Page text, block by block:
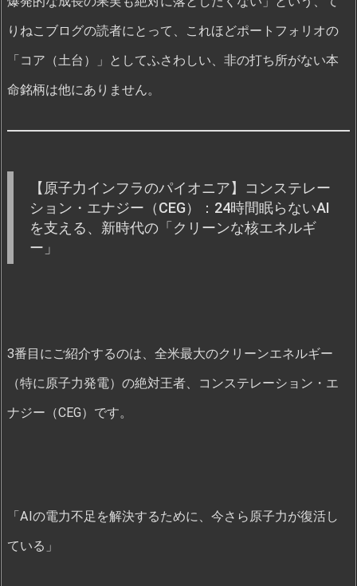
りねこブログの読者にとって、これほどポートフォリオの
「コア（土台）」としてふさわしい、非の打ち所がない本
命銘柄は他にありません。
【原子力インフラのパイオニア】コンステレー
ション・エナジー（CEG）：24時間眠らないAI
を支える、新時代の「クリーンな核エネルギ
ー」
3番目にご紹介するのは、全米最大のクリーンエネルギー
（特に原子力発電）の絶対王者、コンステレーション・エ
ナジー（CEG）です。
「AIの電力不足を解決するために、今さら原子力が復活し
ている」